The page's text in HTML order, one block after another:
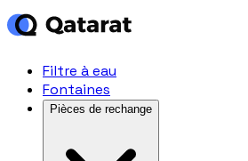
Filtre à eau
Fontaines
Pièces de rechange